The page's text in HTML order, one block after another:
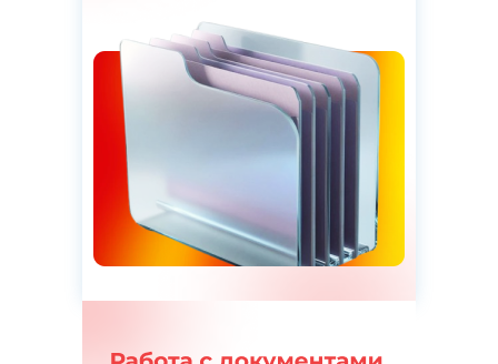
дисциплинарного взыскания
С 1 февраля 2027 года заработает
ГОСТ по психосоциальным рискам
на рабочем месте
Открыть все новости